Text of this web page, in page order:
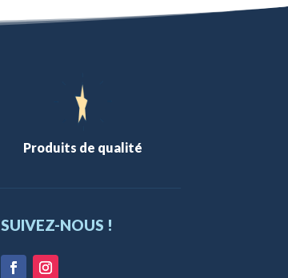
Produits de qualité
SUIVEZ-NOUS !